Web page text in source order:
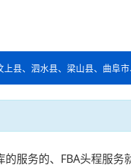
县、泗水县、梁山县、曲阜
服务的、FBA头程服